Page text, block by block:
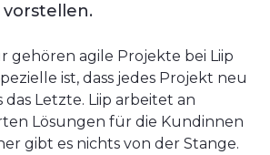
gehören agile Projekte bei Liip
ist, dass jedes Projekt neu
das Letzte. Liip arbeitet an
Lösungen für die Kundinnen
gibt es nichts von der Stange.